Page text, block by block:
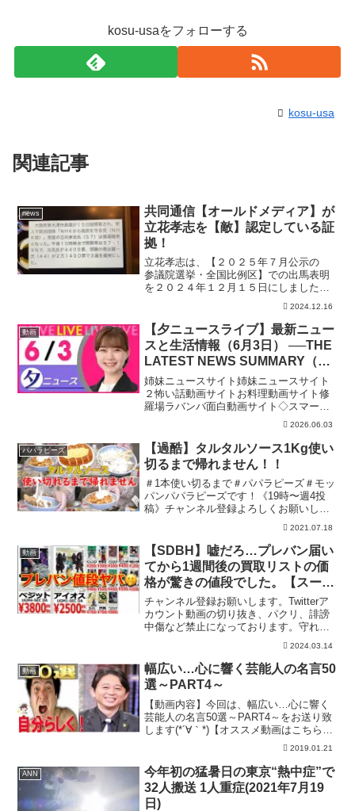
kosu-usaをフォローする
kosu-usa
関連記事
news
共同通信【オールドメディア】が
立花孝志を【敵】認定している証
拠！
立花孝志は、【２０２５年７月公示の
参議院選挙・全国比例区】での出馬表明
を２０２４年１２月１５日にしました。
立花孝志公式Webサイト→立花孝志がア
ルバイトをしている銀座ＢＡＲ→立花孝
志と六本木で焼肉食べる会再開します！
19時00分から20時...
2024.12.16
動画
【夕ニュースライブ】最新ニュー
スと生活情報（6月3日） ──THE
LATEST NEWS SUMMARY（日
テレNEWS LIVE）
姉妹ニュースサイト姉妹ニュースサイト
２怖い話動画サイトお料理動画サイト修
羅場ラバンバ面白動画サイト◇スマート
フォンアプリ「日テレNEWS NNN」24時
く報道番組へ参加する機能を実装してい
ます。上記リ...
2026.06.03
パパラピーズ
【過酷】タルタルソース1Kg使い
切るまで帰れません！！
＃1本使い切るまで＃パパラピーズ＃モッ
パンパパラピーズです！《19時〜週4投
稿》チャンネル登録よろしくお願いしま
す( ＾∀＾)タナカガブランドGAB GAB じ
んじんブランド JINCL 文化放送
「CultuerZ」 毎週木曜メインパーソナ...
2021.07.18
動画
【SDBH】嘘だろ…プレバン届い
てから1週間後の買取リストの価
格が驚きの値段でした。【スーパ
ードラゴンボールヒーローズ プ
レミアムバンダイ13th】
チャンネル登録お願いします。Twitterア
カウント動画の切り抜き、パクリ、誹謗
中傷など禁止になっております。守れな
い方は残念ですが、警察に被害届の提出
も考えております。ビッグバンミッショ
ン最新情報ーーーーーーーーーーーー
【SDBH】無謀....
2024.03.14
動画
幅広い…心に響く芸能人の名言50
選～PART4～
【動画内容】今回は、幅広い…心に響く
芸能人の名言50選～PART4～をお送り致
します(*´∀｀*)【オススメ動画はこちら
♪】☆実は血縁関係だった意外な有名人5
選☆長くて綺麗な足を持つ芸能人20選～
Part2～☆超人気 最新動画#最新！裏芸
能...
2019.01.21
ANN
今年初の猛暑日の東京“熱中症”で
32人搬送 1人重症(2021年7月19
日)